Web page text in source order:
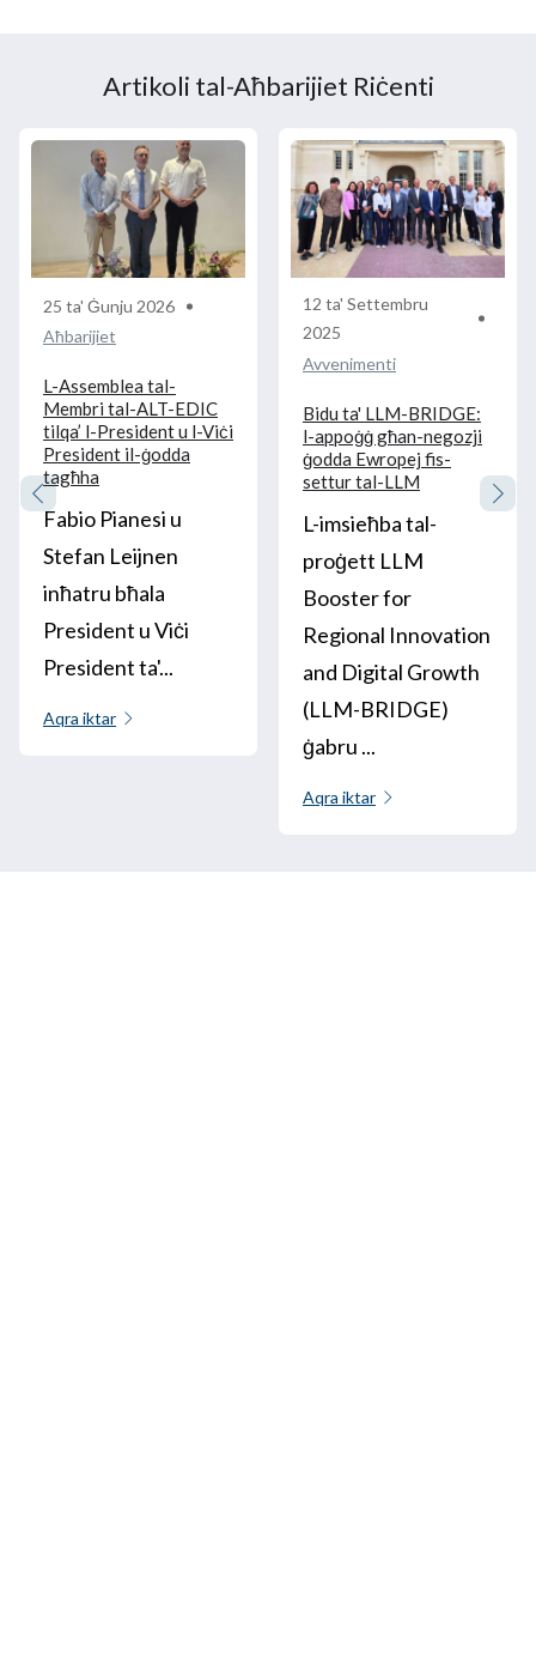
Artikoli tal-Aħbarijiet Riċenti
25 ta' Ġunju 2026
Aħbarijiet
L-Assemblea tal-
Membri tal-ALT-EDIC
tilqa’ l-President u l-Viċi
President il-ġodda
tagħha
Fabio Pianesi u
Stefan Leijnen
inħatru bħala
President u Viċi
President ta'...
Aqra iktar
12 ta' Settembru
2025
Avvenimenti
Bidu ta' LLM-BRIDGE:
l-appoġġ għan-negozji
ġodda Ewropej fis-
settur tal-LLM
L-imsieħba tal-
proġett LLM
Booster for
Regional Innovation
and Digital Growth
(LLM-BRIDGE)
ġabru ...
Aqra iktar